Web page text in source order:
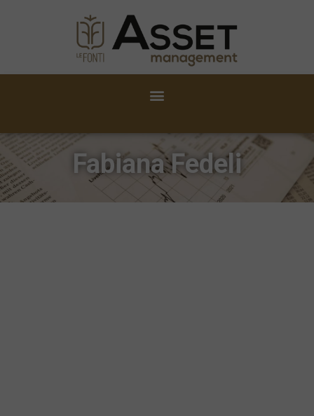
Fabiana Fedeli